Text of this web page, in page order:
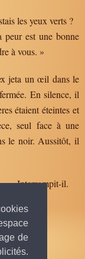
de
les yeux verts ?
est une bonne
à vous. »
jeta un œil dans le
En silence, il
étaient éteintes et
seul face à une
le noir. Aussitôt, il
» Interrompit-il.
à 10h04